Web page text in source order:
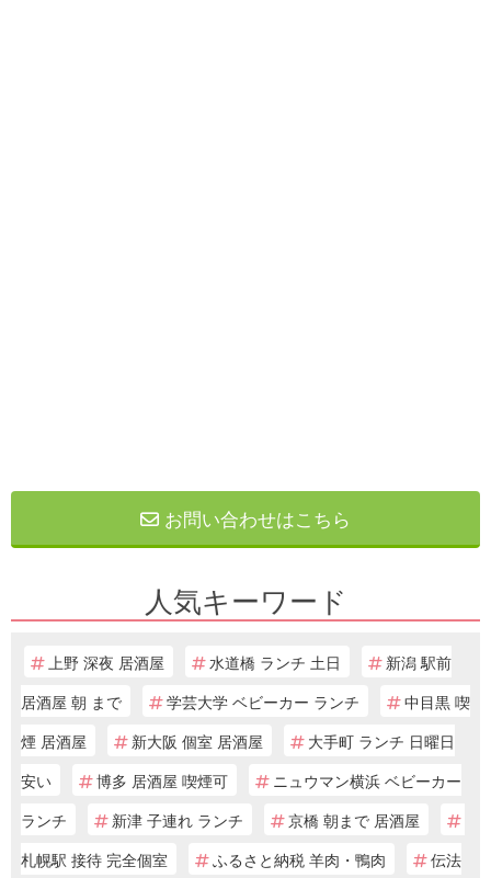
お問い合わせはこちら
人気キーワード
上野 深夜 居酒屋 水道橋 ランチ 土日
新潟 駅前
居酒屋 朝 まで
学芸大学 ベビーカー ランチ
中目黒 喫
煙 居酒屋
新大阪 個室 居酒屋
大手町 ランチ 日曜日
安い
博多 居酒屋 喫煙可
ニュウマン横浜 ベビーカー
ランチ
新津 子連れ ランチ
京橋 朝まで 居酒屋
札幌駅 接待 完全個室
ふるさと納税 羊肉・鴨肉
伝法